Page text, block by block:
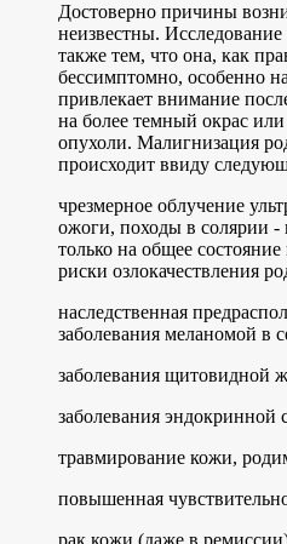
Достоверно причины
неизвестны.
также тем, что она, как
бессимптомно, особенно
привлекает внимание
на более темный окрас
опухоли. Малигнизация
происходит ввиду
чрезмерное облучение
ожоги, походы в солярии -
только на общее
риски озлокачествления
наследственная
заболевания меланомой в
заболевания щитовидной
заболевания эндокринной
травмирование кожи,
повышенная
рак кожи (даже в